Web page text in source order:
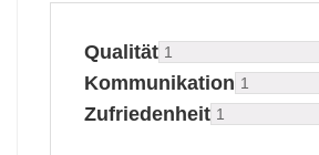
Qualität
Kommunikation
Zufriedenheit